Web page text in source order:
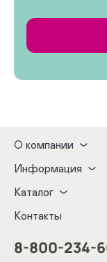
О компании
Информация
Каталог
Контакты
8-800-234-